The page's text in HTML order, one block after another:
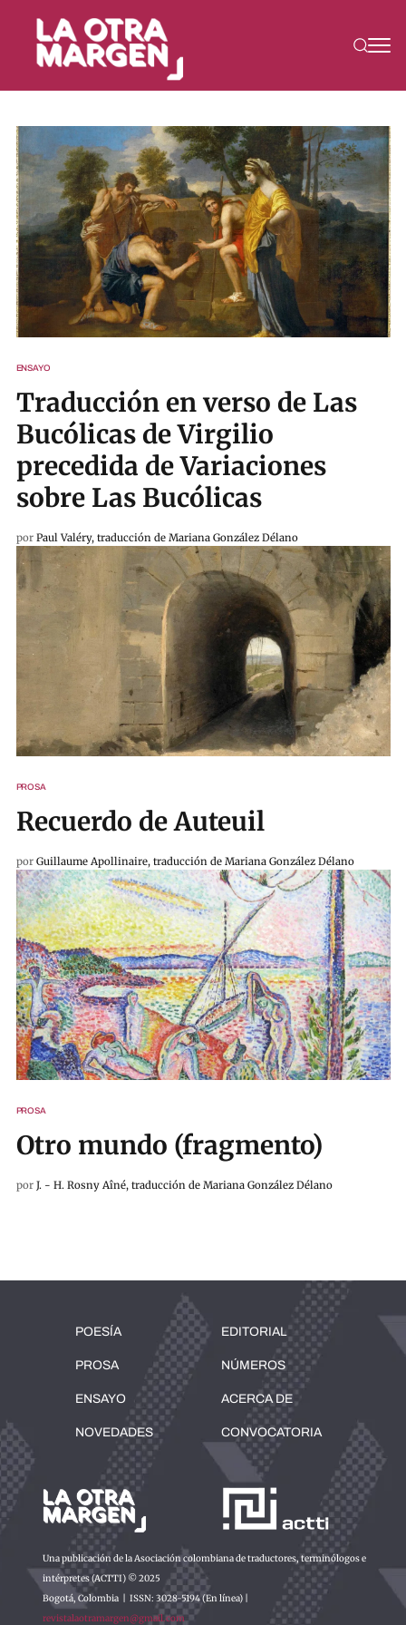
ENSAYO
Traducción en verso de Las
Bucólicas de Virgilio
precedida de Variaciones
sobre Las Bucólicas
por Paul Valéry, traducción de Mariana González Délano
PROSA
Recuerdo de Auteuil
por Guillaume Apollinaire, traducción de Mariana González Délano
PROSA
Otro mundo (fragmento)
por J. - H. Rosny Aîné, traducción de Mariana González Délano
Una publicación de la Asociación colombiana de traductores, terminólogos e
intérpretes (ACTTI) © 2025
Bogotá, Colombia | ISSN: 3028-5194 (En línea) |
revistalaotramargen@gmail.com
POESÍA
PROSA
ENSAYO
NOVEDADES
EDITORIAL
NÚMEROS
ACERCA DE
CONVOCATORIA